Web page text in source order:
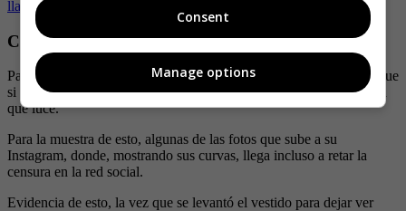
llaman “bombón asesino”
Candentes publicaciones de Karely Ruiz
Para nadie es un secreto el cuerpazo que Karely luce hoy en día, que
si bien es gracias a algún procedimiento, no se puede negar lo bien
que luce.
Para la muestra de esto, algunas de las fotos que sube a su
Instagram, donde, mostrando sus curvas, llega incluso a retar la
censura en la red social.
Evidencia de esto, la vez que se levantó el vestido para dejar ver
Consent
Manage options